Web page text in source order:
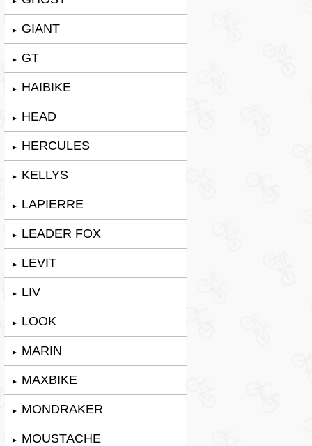
► GIANT
► GT
► HAIBIKE
► HEAD
► HERCULES
► KELLYS
► LAPIERRE
► LEADER FOX
► LEVIT
► LIV
► LOOK
► MARIN
► MAXBIKE
► MONDRAKER
► MOUSTACHE